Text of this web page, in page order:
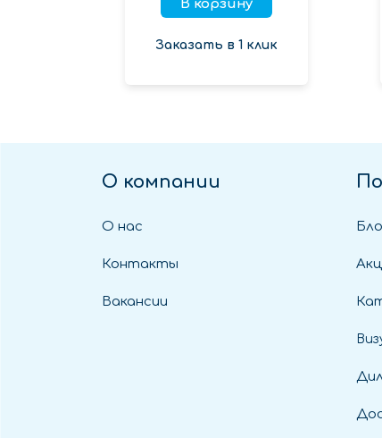
В корзину
Заказать в 1 клик
О компании
О нас
Контакты
Вакансии